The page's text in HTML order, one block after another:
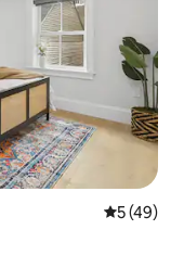
5 de uma
5 (49)